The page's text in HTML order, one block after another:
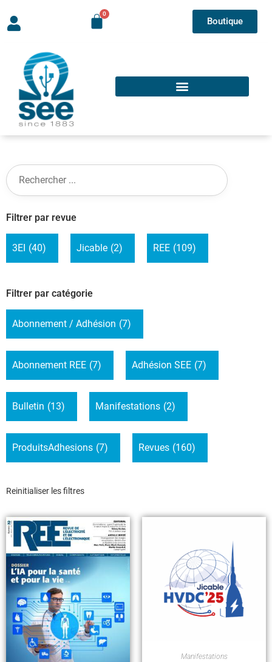
Boutique
Filtrer par revue
3EI (40) Jicable (2) REE (109)
Filtrer par catégorie
Abonnement / Adhésion (7)
Abonnement REE (7) Adhésion SEE (7)
Bulletin (13) Manifestations (2)
ProduitsAdhesions (7) Revues (160)
Reinitialiser les filtres
Manifestations